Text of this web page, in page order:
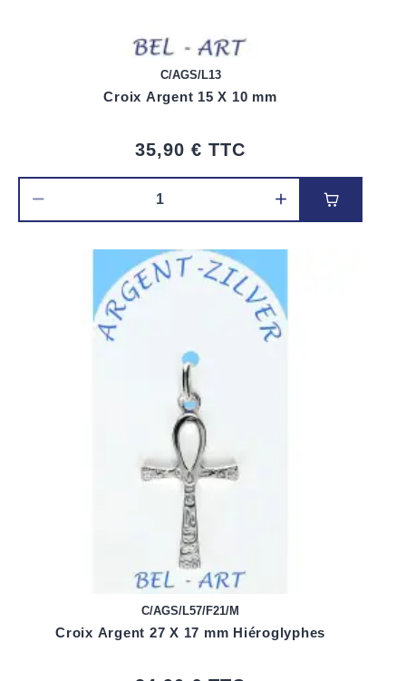
C/AGS/L13
Croix Argent 15 X 10 mm
35,90 € TTC
Ajouter au
C/AGS/L57/F21/M
Croix Argent 27 X 17 mm Hiéroglyphes